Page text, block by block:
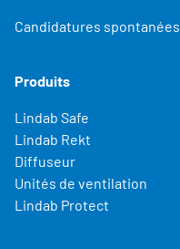
Candidatures spontanées
Produits
Lindab Safe
Lindab Rekt
Diffuseur
Unités de ventilation
Lindab Protect